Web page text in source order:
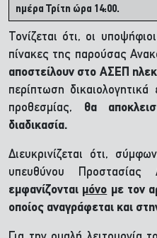
ημέρα Τρίτη ώρα 14:00.
Τονίζεται ότι, οι
πίνακες της παρούσας
αποστείλουν στο ΑΣΕΠ
περίπτωση
προθεσμίας, θα
διαδικασία.
Διευκρινίζεται ότι,
υπευθύνου Προστασίας
εμφανίζονται μόνο με τον
οποίος αναγράφεται και